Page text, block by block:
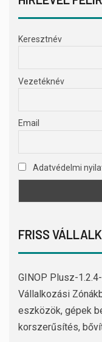
Keresztnév
Vezetéknév
Email
Adatvédelmi
FRISS
GINOP Plusz-
Vállalkozási
eszközök, gépek
korszerűsítés,